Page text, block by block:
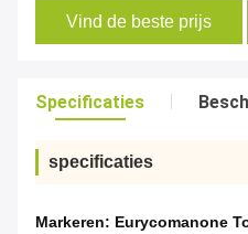
Vind de beste prijs
Specificaties
specificaties
Markeren: Eurycomanone